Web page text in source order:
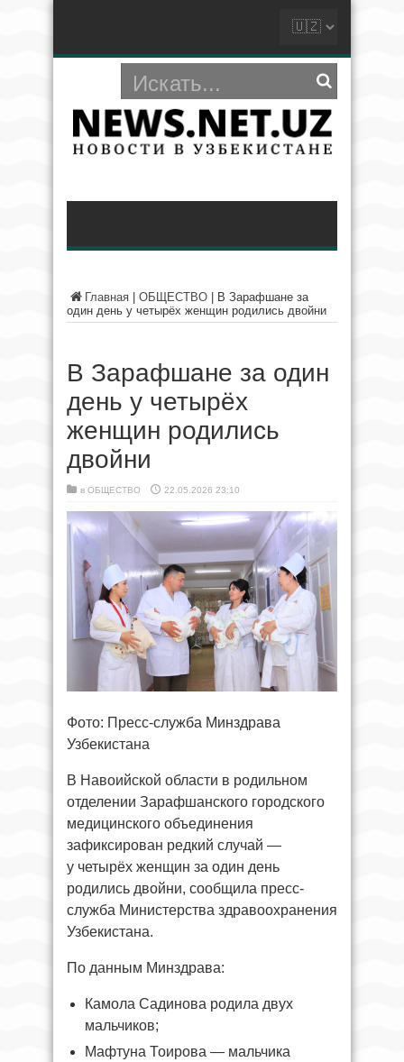
Главная ОБЩЕСТВО
В Зарафшане за
один день у четырёх женщин родились двойни
В Зарафшане за один
день у четырёх
женщин родились
двойни
в ОБЩЕСТВО 22.05.2026 23:10
Фото: Пресс-служба Минздрава
Узбекистана
В Навоийской области в родильном
отделении Зарафшанского городского
медицинского объединения
зафиксирован редкий случай —
у четырёх женщин за один день
родились двойни, сообщила пресс-
служба Министерства здравоохранения
Узбекистана.
По данным Минздрава:
Камола Садинова родила двух
мальчиков;
Мафтуна Тоирова — мальчика